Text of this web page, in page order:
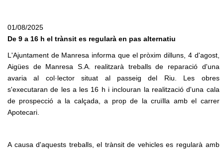
01/08/2025
De 9 a 16 h el trànsit es regularà en pas alternatiu
L'Ajuntament de Manresa informa que el pròxim dilluns, 4 d'agost,
Aigües de Manresa S.A. realitzarà treballs de reparació d'una
avaria al col·lector situat al passeig del Riu. Les obres
s'executaran de les a les 16 h i inclouran la realització d'una cala
de prospecció a la calçada, a prop de la cruïlla amb el carrer
Apotecari.
A causa d'aquests treballs, el trànsit de vehicles es regularà amb